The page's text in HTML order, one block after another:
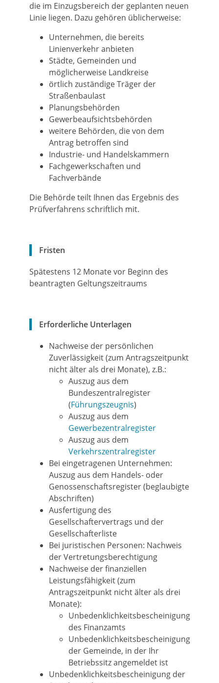
die im Einzugsbereich der geplanten neuen
Linie liegen. Dazu gehören üblicherweise:
Unternehmen, die bereits
Linienverkehr anbieten
Städte, Gemeinden und
möglicherweise Landkreise
örtlich zuständige Träger der
Straßenbaulast
Planungsbehörden
Gewerbeaufsichtsbehörden
weitere Behörden, die von dem
Antrag betroffen sind
Industrie- und Handelskammern
Fachgewerkschaften und
Fachverbände
Die Behörde teilt Ihnen das Ergebnis des
Prüfverfahrens schriftlich mit.
Fristen
Spätestens 12 Monate vor Beginn des
beantragten Geltungszeitraums
Erforderliche Unterlagen
Nachweise der persönlichen
Zuverlässigkeit (zum Antragszeitpunkt
nicht älter als drei Monate), z.B.:
Auszug aus dem
Bundeszentralregister
(Führungszeugnis)
Auszug aus dem
Gewerbezentralregister
Auszug aus dem
Verkehrszentralregister
Bei eingetragenen Unternehmen:
Auszug aus dem Handels- oder
Genossenschaftsregister (beglaubigte
Abschriften)
Ausfertigung des
Gesellschaftervertrags und der
Gesellschafterliste
Bei juristischen Personen: Nachweis
der Vertretungsberechtigung
Nachweise der finanziellen
Leistungsfähigkeit (zum
Antragszeitpunkt nicht älter als drei
Monate):
Unbedenklichkeitsbescheinigung
des Finanzamts
Unbedenklichkeitsbescheinigung
der Gemeinde, in der Ihr
Betriebssitz angemeldet ist
Unbedenklichkeitsbescheinigung der